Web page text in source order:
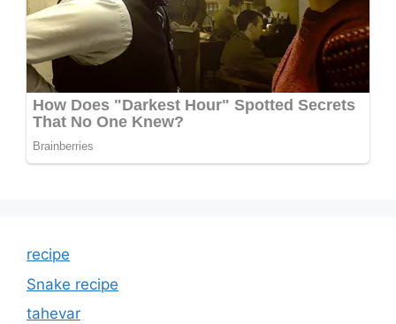
recipe
Snake recipe
tahevar